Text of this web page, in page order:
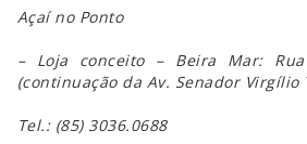
Açaí no Ponto
– Loja conceito – Beira Mar:
(continuação da Av. Senador Virgílio
Tel.: (85) 3036.0688